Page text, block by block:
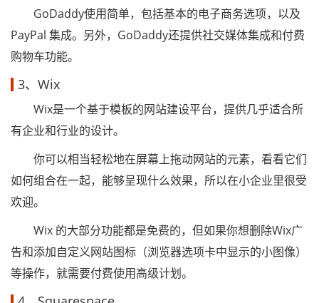
GoDaddy使用简单，包括基本的电子商务选项，以及
PayPal 集成。另外，GoDaddy还提供社交媒体集成和付费
购物车功能。
3、Wix
Wix是一个基于模板的网站建设平台，提供几乎适合所
有企业和行业的设计。
你可以相当轻松地在屏幕上拖动网站的元素，看看它们
如何组合在一起，能够呈现什么效果，所以在小企业里很受
欢迎。
Wix 的大部分功能都是免费的，但如果你想删除Wix广
告和添加自定义网站图标（浏览器选项卡中显示的小图像）
等操作，就需要付费使用高级计划。